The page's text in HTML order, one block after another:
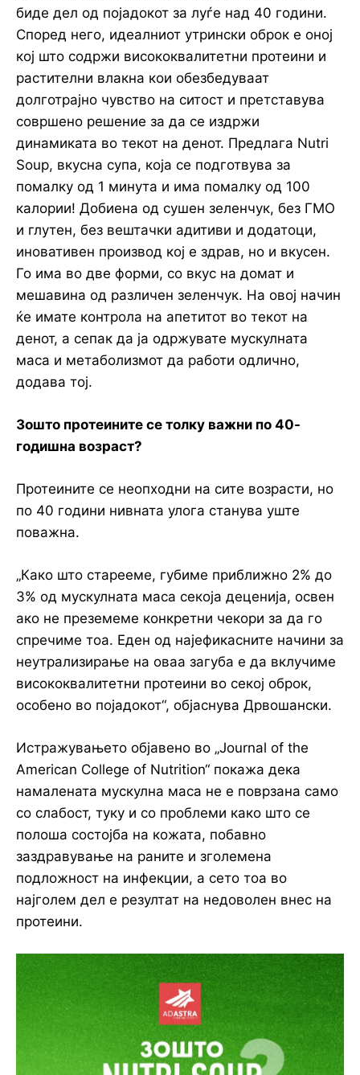
биде дел од појадокот за луѓе над 40 години.
Според него, идеалниот утрински оброк е оној
кој што содржи висококвалитетни протеини и
растителни влакна кои обезбедуваат
долготрајно чувство на ситост и претставува
совршено решение за да се издржи
динамиката во текот на денот. Предлага Nutri
Soup, вкусна супа, која се подготвува за
помалку од 1 минута и има помалку од 100
калории! Добиена од сушен зеленчук, без ГМО
и глутен, без вештачки адитиви и додатоци,
иновативен производ кој е здрав, но и вкусен.
Го има во две форми, со вкус на домат и
мешавина од различен зеленчук. На овој начин
ќе имате контрола на апетитот во текот на
денот, а сепак да ја одржувате мускулната
маса и метаболизмот да работи одлично,
додава тој.
Зошто протеините се толку важни по 40-
годишна возраст?
Протеините се неопходни на сите возрасти, но
по 40 години нивната улога станува уште
поважна.
„Како што старееме, губиме приближно 2% до
3% од мускулната маса секоја деценија, освен
ако не преземеме конкретни чекори за да го
спречиме тоа. Еден од најефикасните начини за
неутрализирање на оваа загуба е да вклучиме
висококвалитетни протеини во секој оброк,
особено во појадокот“, објаснува Дрвошански.
Истражувањето објавено во „Journal of the
American College of Nutrition“ покажа дека
намалената мускулна маса не е поврзана само
со слабост, туку и со проблеми како што се
полоша состојба на кожата, побавно
заздравување на раните и зголемена
подложност на инфекции, а сето тоа во
најголем дел е резултат на недоволен внес на
протеини.